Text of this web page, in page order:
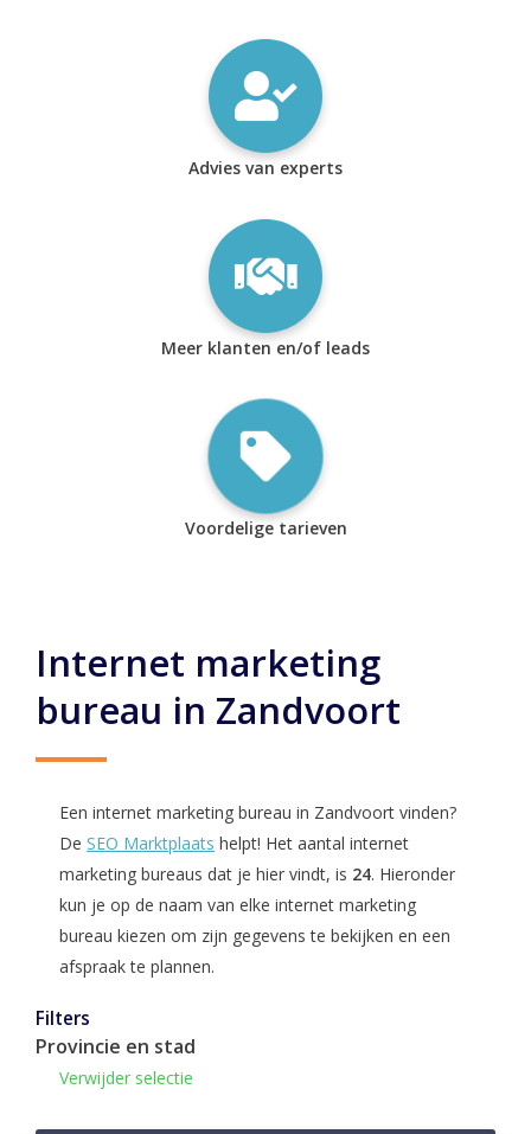
Advies van experts
Meer klanten en/of leads
Voordelige tarieven
Internet marketing
bureau in Zandvoort
Een internet marketing bureau in Zandvoort vinden?
De SEO Marktplaats helpt! Het aantal internet
marketing bureaus dat je hier vindt, is 24. Hieronder
kun je op de naam van elke internet marketing
bureau kiezen om zijn gegevens te bekijken en een
afspraak te plannen.
Filters
Provincie en stad
Verwijder selectie